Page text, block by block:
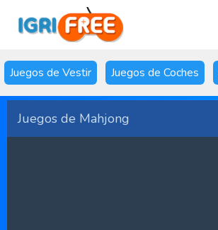
Juegos de Vestir Juegos de Coches
Juegos de Mahjong